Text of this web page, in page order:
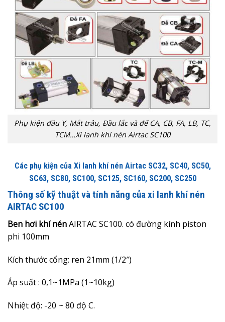
Phụ kiện đầu Y, Mắt trâu, Đầu lắc và đế CA, CB, FA, LB, TC,
TCM…Xi lanh khí nén Airtac SC100
Các phụ kiện của Xi lanh khí nén Airtac SC32, SC40, SC50,
SC63, SC80, SC100, SC125, SC160, SC200, SC250
Thông số kỹ thuật và tính năng của xi lanh khí nén
AIRTAC SC100
Ben hơi khí nénAIRTAC SC100. có đường kính piston
phi 100mm
Kích thước cổng: ren 21mm (1/2″)
Áp suất : 0,1~1MPa (1~10kg)
Nhiệt độ: -20 ~ 80 độ C.